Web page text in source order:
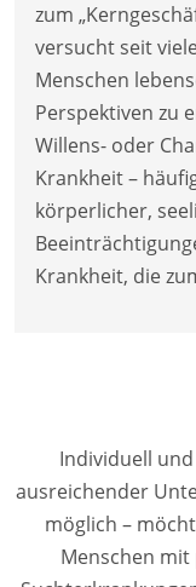
zum
versucht seit
Menschen
Perspektiven zu
Willens- oder
Krankheit –
körperlicher,
Krankheit, die
Individuell
ausreichender
möglich –
Menschen